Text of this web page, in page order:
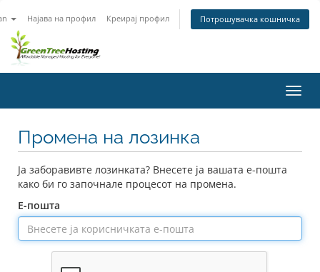
Најава на профил Креирај профил Потрошувачка кошничка
ја
Промена на лозинка
Ја заборавивте лозинката? Внесете ја вашата е-пошта
како би го започнале процесот на промена.
Е-пошта